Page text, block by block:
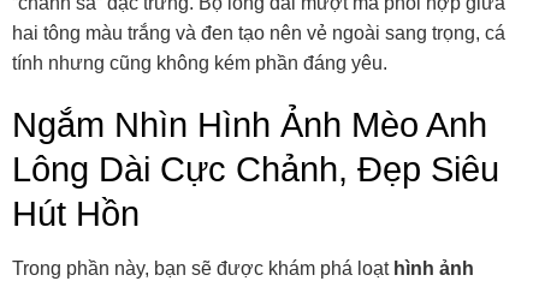
hai tông màu trắng và đen tạo nên vẻ ngoài sang trọng, cá
tính nhưng cũng không kém phần đáng yêu.
Ngắm Nhìn Hình Ảnh Mèo Anh
Lông Dài Cực Chảnh, Đẹp Siêu
Hút Hồn
Trong phần này, bạn sẽ được khám phá loạt hình ảnh